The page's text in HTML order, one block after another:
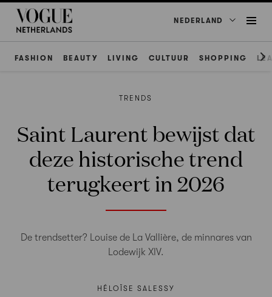
NEDERLAND
FASHION BEAUTY LIVING CULTUUR SHOPPING
TRENDS
Saint Laurent bewijst dat
deze historische trend
terugkeert in 2026
De trendsetter? Louise de La Vallière, de minnares van
Lodewijk XIV.
HÉLOÏSE SALESSY